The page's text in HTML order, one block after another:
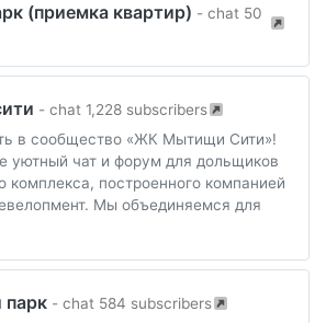
(приемка квартир) - chat 50
- chat 1,228 subscribers
в сообщество «ЖК Мытищи Сити»!
уютный чат и форум для дольщиков
комплекса, построенного компанией
Мы объединяемся для
- chat 584 subscribers